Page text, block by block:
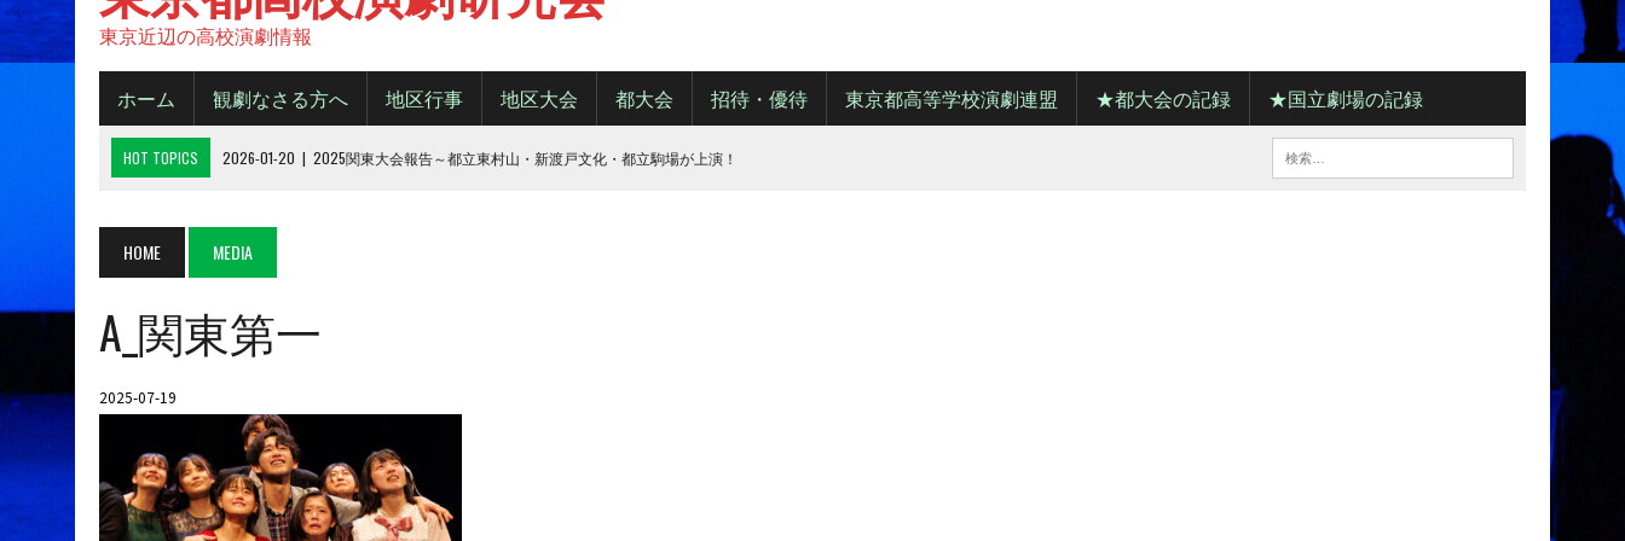
東京近辺の高校演劇情報
ホーム 観劇なさる方へ 地区行事 地区大会 都大会 招待・優待 東京都高等学校演劇連盟 ★都大会の記録 ★国立劇場の記録
HOT TOPICS 2026-01-20 | 2025関東大会報告～都立東村山・新渡戸文化・都立駒場が上演！
2025-10-14 | 2025年 都大会の観劇について
2026-06-15 | 令和８年度城東地区新人デビューフェスティバル
HOME MEDIA
A_関東第一
2025-07-19